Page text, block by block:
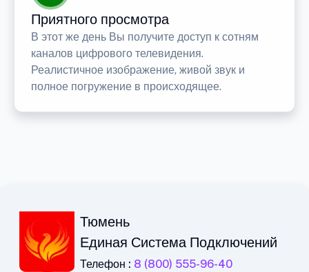
Приятного просмотра
В этот же день Вы получите доступ к сотням
каналов цифрового телевидения.
Реалистичное изображение, живой звук и
полное погружение в происходящее.
Тюмень
Единая Система Подключений
Телефон : 8 (800) 555-96-40